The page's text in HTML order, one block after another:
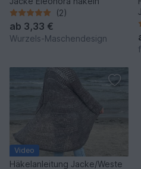
(2)
ab 3,33 €
Wurzels-Maschendesign
Video
Häkelanleitung Jacke/Weste